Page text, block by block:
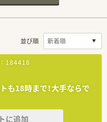
並び順
184418
も18時まで！大手ならで
に追加